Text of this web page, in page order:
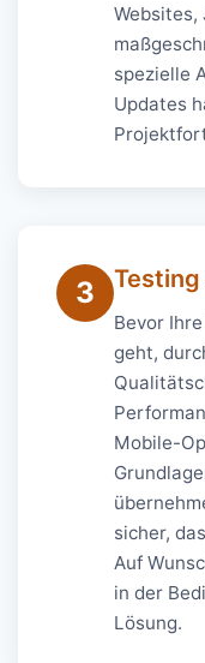
Websites,
spezielle
Updates
3 Testing
Bevor
geht,
Mobile-
sicher,
Auf
in der
Lösung.